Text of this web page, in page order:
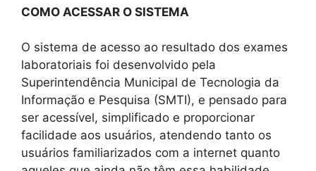
COMO ACESSAR O SISTEMA
O sistema de acesso ao resultado dos exames
laboratoriais foi desenvolvido pela
Superintendência Municipal de Tecnologia da
Informação e Pesquisa (SMTI), e pensado para
ser acessível, simplificado e proporcionar
facilidade aos usuários, atendendo tanto os
usuários familiarizados com a internet quanto